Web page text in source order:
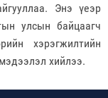
Энэ үеэр
улсын байцаагч
хэрэгжилтийн
хийлээ.